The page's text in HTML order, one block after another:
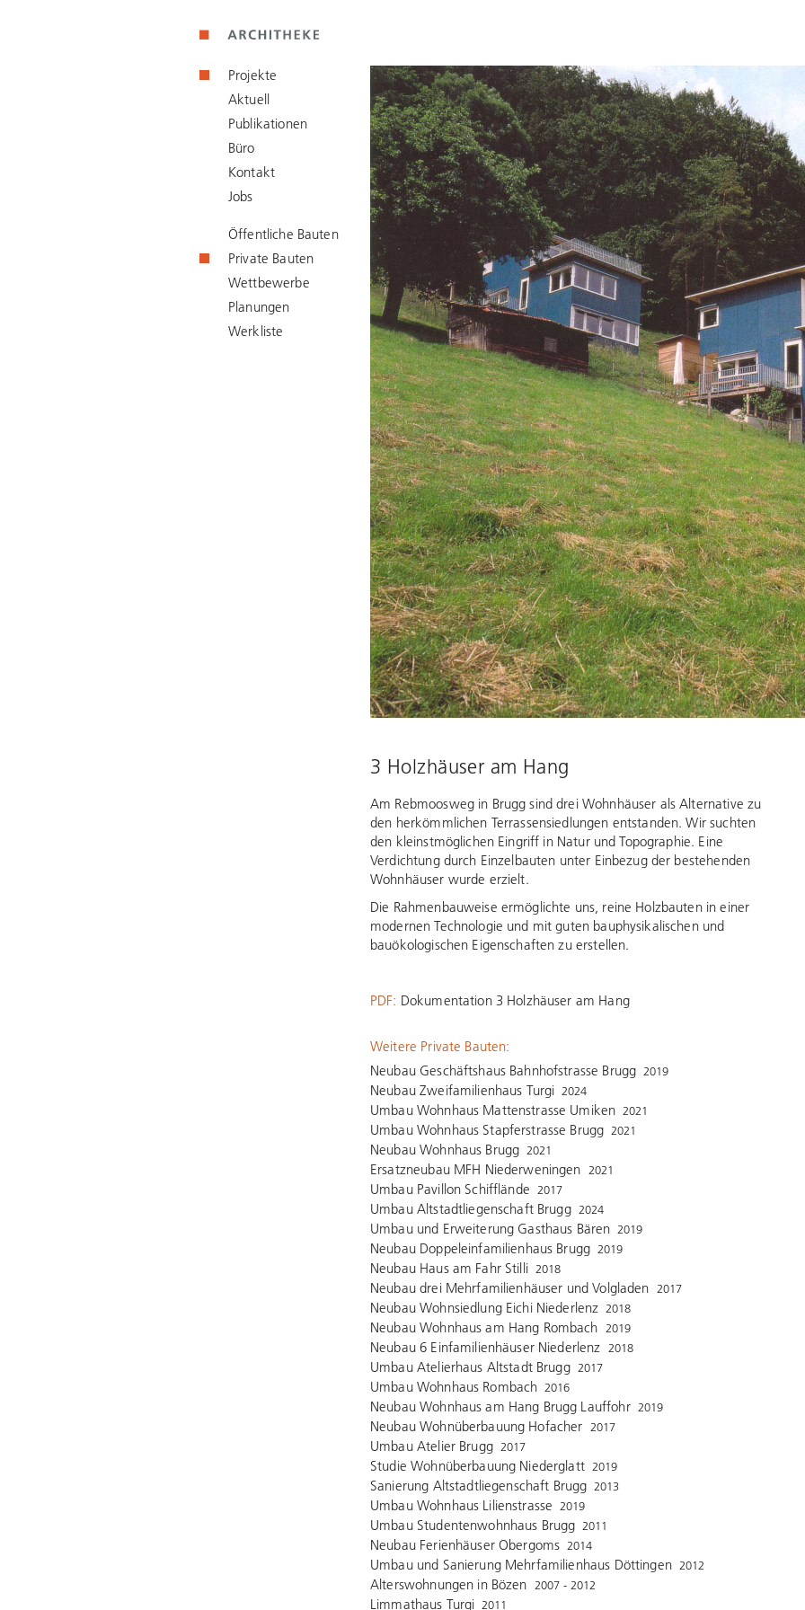
Projekte
Aktuell
Publikationen
Büro
Kontakt
Jobs
Öffentliche Bauten
Private Bauten
Wettbewerbe
Planungen
Werkliste
3 Holzhäuser am Hang
Am Rebmoosweg in Brugg sind drei Wohnhäuser als Alternative zu
den herkömmlichen Terrassensiedlungen entstanden. Wir suchten
den kleinstmöglichen Eingriff in Natur und Topographie. Eine
Verdichtung durch Einzelbauten unter Einbezug der bestehenden
Wohnhäuser wurde erzielt.
Die Rahmenbauweise ermöglichte uns, reine Holzbauten in einer
modernen Technologie und mit guten bauphysikalischen und
bauökologischen Eigenschaften zu erstellen.
PDF: Dokumentation 3 Holzhäuser am Hang
Weitere Private Bauten:
Neubau Geschäftshaus Bahnhofstrasse Brugg 2019
Neubau Zweifamilienhaus Turgi 2024
Umbau Wohnhaus Mattenstrasse Umiken 2021
Umbau Wohnhaus Stapferstrasse Brugg 2021
Neubau Wohnhaus Brugg 2021
Ersatzneubau MFH Niederweningen 2021
Umbau Pavillon Schifflände 2017
Umbau Altstadtliegenschaft Brugg 2024
Umbau und Erweiterung Gasthaus Bären 2019
Neubau Doppeleinfamilienhaus Brugg 2019
Neubau Haus am Fahr Stilli 2018
Neubau drei Mehrfamilienhäuser und Volgladen 2017
Neubau Wohnsiedlung Eichi Niederlenz 2018
Neubau Wohnhaus am Hang Rombach 2019
Neubau 6 Einfamilienhäuser Niederlenz 2018
Umbau Atelierhaus Altstadt Brugg 2017
Umbau Wohnhaus Rombach 2016
Neubau Wohnhaus am Hang Brugg Lauffohr 2019
Neubau Wohnüberbauung Hofacher 2017
Umbau Atelier Brugg 2017
Studie Wohnüberbauung Niederglatt 2019
Sanierung Altstadtliegenschaft Brugg 2013
Umbau Wohnhaus Lilienstrasse 2019
Umbau Studentenwohnhaus Brugg 2011
Neubau Ferienhäuser Obergoms 2014
Umbau und Sanierung Mehrfamilienhaus Döttingen 2012
Alterswohnungen in Bözen 2007 - 2012
Limmathaus Turgi 2011